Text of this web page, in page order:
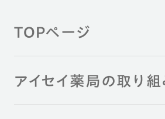
TOPページ
アイセイ薬局の取り組